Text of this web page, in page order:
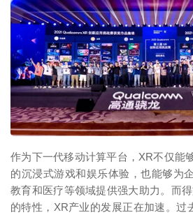
作为下一代移动计算平台，XR不仅能
的沉浸式游戏和娱乐体验，也能够为
教育和医疗等领域提供强大助力。而
的特性，XR产业的发展正在加速。过
映维网（